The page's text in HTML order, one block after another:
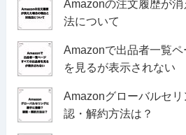
Amazonの注文履歴が
法について
Amazonで出品者一覧
を見るが表示されない
Amazonグローバルセ
認・解約方法は？